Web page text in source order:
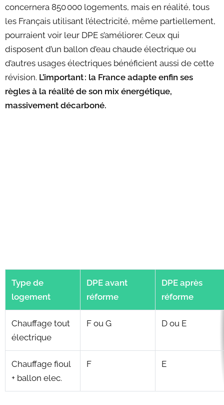
concernera 850 000 logements, mais en réalité, tous
les Français utilisant l’électricité, même partiellement,
pourraient voir leur DPE s’améliorer. Ceux qui
disposent d’un ballon d’eau chaude électrique ou
d’autres usages électriques bénéficient aussi de cette
révision. L’important : la France adapte enfin ses
règles à la réalité de son mix énergétique,
massivement décarboné.
Type de
logement
DPE avant
réforme
DPE après
réforme
Chauffage tout
électrique
F ou G D ou E
Chauffage fioul
+ ballon elec.
F E